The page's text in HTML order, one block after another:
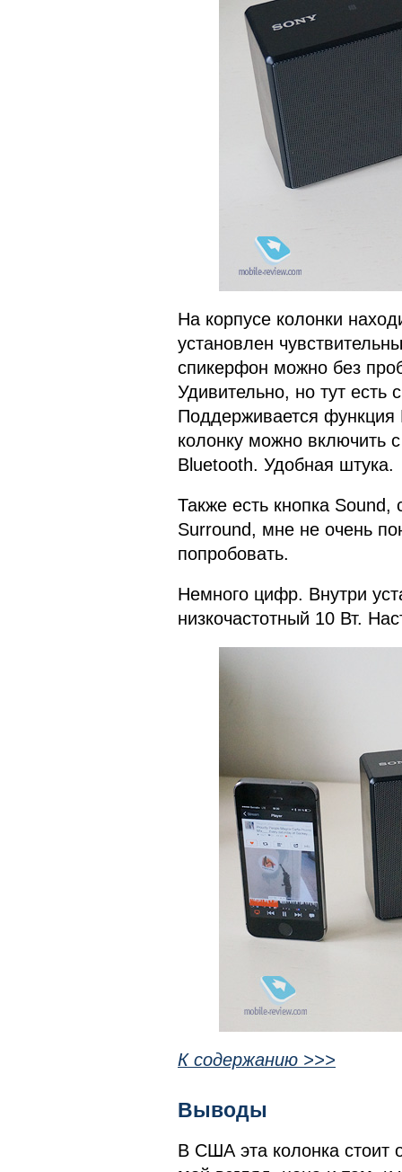
На корпусе колонки
установлен
спикерфон можно без
Удивительно, но тут
Поддерживается функция
колонку можно включить
Bluetooth. Удобная штука.
Также есть кнопка
Surround, мне не очень
попробовать.
Немного цифр. Внутри
низкочастотный 10 Вт.
К содержанию >>>
Выводы
В США эта колонка стоит